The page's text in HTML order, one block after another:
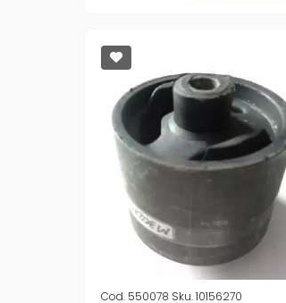
Cod. 550078 Sku.10156270